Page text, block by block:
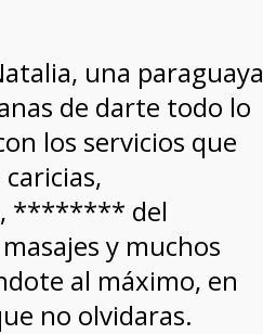
una paraguaya
de darte todo lo
los servicios que
del
y muchos
al máximo, en
no olvidaras.